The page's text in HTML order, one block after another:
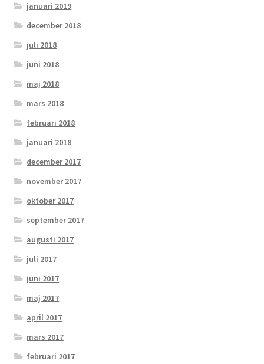
januari 2019
december 2018
juli 2018
juni 2018
maj 2018
mars 2018
februari 2018
januari 2018
december 2017
november 2017
oktober 2017
september 2017
augusti 2017
juli 2017
juni 2017
maj 2017
april 2017
mars 2017
februari 2017